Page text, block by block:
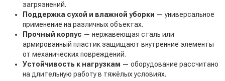
загрязнений.
Поддержка сухой и влажной уборки — универсальное
применение на различных объектах.
Прочный корпус — нержавеющая сталь или
армированный пластик защищают внутренние элементы
от механических повреждений.
Устойчивость к нагрузкам — оборудование рассчитано
на длительную работу в тяжёлых условиях.